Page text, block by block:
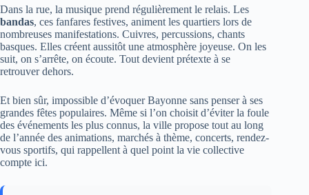
Dans la rue, la musique prend régulièrement le relais. Les
bandas, ces fanfares festives, animent les quartiers lors de
nombreuses manifestations. Cuivres, percussions, chants
basques. Elles créent aussitôt une atmosphère joyeuse. On les
suit, on s’arrête, on écoute. Tout devient prétexte à se
retrouver dehors.
Et bien sûr, impossible d’évoquer Bayonne sans penser à ses
grandes fêtes populaires. Même si l’on choisit d’éviter la foule
des événements les plus connus, la ville propose tout au long
de l’année des animations, marchés à thème, concerts, rendez-
vous sportifs, qui rappellent à quel point la vie collective
compte ici.